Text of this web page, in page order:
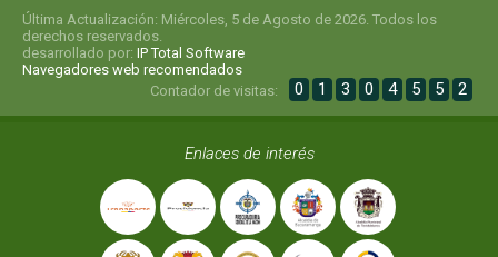
Última Actualización: Miércoles, 5 de Agosto de 2026. Todos los
derechos reservados.
desarrollado por: IP Total Software
Navegadores web recomendados
Contador de visitas:
0 1 3 0 4 5 5 2
Enlaces de interés